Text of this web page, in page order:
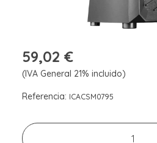
59,02 €
(IVA General 21% incluido)
Referencia: ICACSM0795